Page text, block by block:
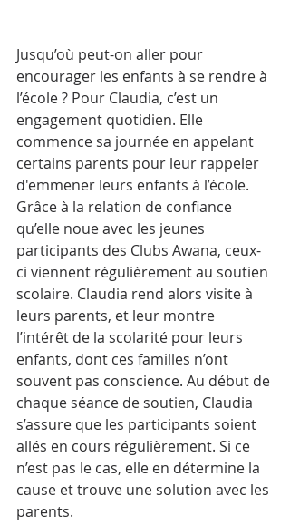
Jusqu’où peut-on aller pour
encourager les enfants à se rendre à
l’école ? Pour Claudia, c’est un
engagement quotidien. Elle
commence sa journée en appelant
certains parents pour leur rappeler
d'emmener leurs enfants à l’école.
Grâce à la relation de confiance
qu’elle noue avec les jeunes
participants des Clubs Awana, ceux-
ci viennent régulièrement au soutien
scolaire. Claudia rend alors visite à
leurs parents, et leur montre
l’intérêt de la scolarité pour leurs
enfants, dont ces familles n’ont
souvent pas conscience. Au début de
chaque séance de soutien, Claudia
s’assure que les participants soient
allés en cours régulièrement. Si ce
n’est pas le cas, elle en détermine la
cause et trouve une solution avec les
parents.